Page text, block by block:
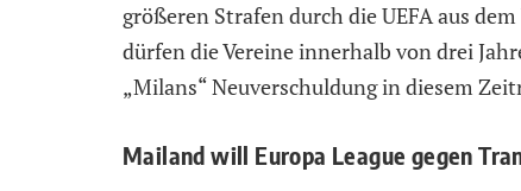
größeren Strafen durch die UEFA aus
dürfen die Vereine innerhalb von drei
„Milans“ Neuverschuldung in diesem
Mailand will Europa League gegen